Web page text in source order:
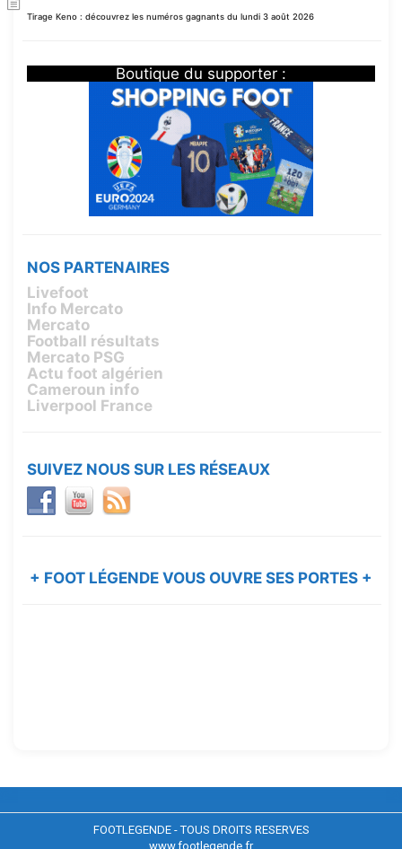
Tirage Keno : découvrez les numéros gagnants du lundi 3 août 2026
Boutique du supporter :
NOS PARTENAIRES
Livefoot
Info Mercato
Mercato
Football résultats
Mercato PSG
Actu foot algérien
Cameroun info
Liverpool France
SUIVEZ NOUS SUR LES RÉSEAUX
+ FOOT LÉGENDE VOUS OUVRE SES PORTES +
FOOTLEGENDE - TOUS DROITS RESERVES
www.footlegende.fr